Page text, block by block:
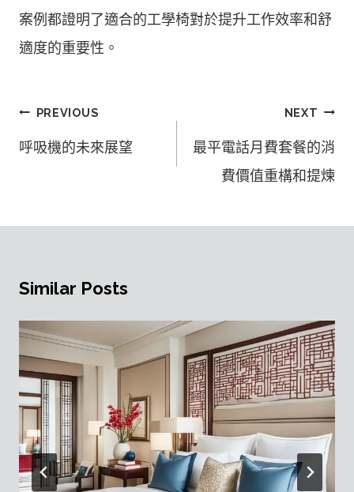
案例都證明了適合的工學椅對於提升工作效率和舒
適度的重要性。
文
章
PREVIOUS
呼吸機的未來展望
NEXT
最平電話月費套餐的消
費價值重構和提煉
Similar Posts